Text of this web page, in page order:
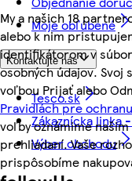
My a našich 18
alebo k nim
identifikátorom v
osobných údajov.
voľbou Prijať alebo
Pravidlách pre
voľby oznámime
prehliadaní. Vaše
prispôsobíme
Moje obľúbené
Kontaktujte nás
Tesco.sk
Zákaznícka linka
Výber obchodu